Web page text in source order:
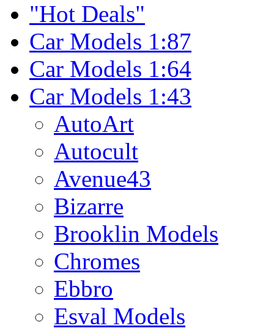
"Hot Deals"
Car Models 1:87
Car Models 1:64
Car Models 1:43
AutoArt
Autocult
Avenue43
Bizarre
Brooklin Models
Chromes
Ebbro
Esval Models